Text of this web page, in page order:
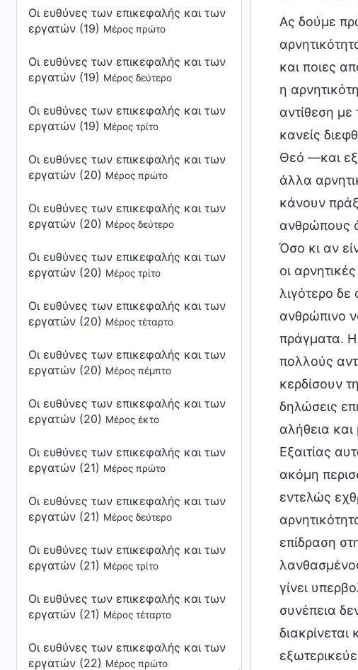
Οι ευθύνες των επικεφαλής και των
εργατών (19) Μέρος πρώτο
Οι ευθύνες των επικεφαλής και των
εργατών (19) Μέρος δεύτερο
Οι ευθύνες των επικεφαλής και των
εργατών (19) Μέρος τρίτο
Οι ευθύνες των επικεφαλής και των
εργατών (20) Μέρος πρώτο
Οι ευθύνες των επικεφαλής και των
εργατών (20) Μέρος δεύτερο
Οι ευθύνες των επικεφαλής και των
εργατών (20) Μέρος τρίτο
Οι ευθύνες των επικεφαλής και των
εργατών (20) Μέρος τέταρτο
Οι ευθύνες των επικεφαλής και των
εργατών (20) Μέρος πέμπτο
Οι ευθύνες των επικεφαλής και των
εργατών (20) Μέρος έκτο
Οι ευθύνες των επικεφαλής και των
εργατών (21) Μέρος πρώτο
Οι ευθύνες των επικεφαλής και των
εργατών (21) Μέρος δεύτερο
Οι ευθύνες των επικεφαλής και των
εργατών (21) Μέρος τρίτο
Οι ευθύνες των επικεφαλής και των
εργατών (21) Μέρος τέταρτο
Οι ευθύνες των επικεφαλής και των
εργατών (22) Μέρος πρώτο
Ας δούμε
και ποιες
η
αντίθεση
κανείς
Θεό —και
άλλα
κάνουν
ανθρώπους
Όσο κι αν
οι
λιγότερο
ανθρώπινο
πράγματα. Η
πολλούς
κερδίσουν
δηλώσεις
αλήθεια
Εξαιτίας
ακόμη
εντελώς
επίδραση
γίνει
συνέπεια